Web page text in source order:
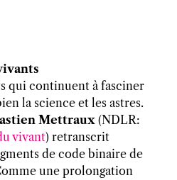
qui continuent à fasciner
la science et les astres.
Mettraux (NDLR:
vivant) retranscrit
de code binaire de
une prolongation